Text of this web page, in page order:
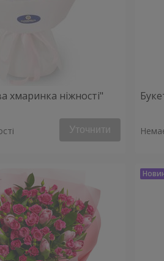
хмаринка ніжності"
Уточнити